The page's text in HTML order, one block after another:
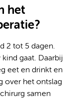
het
2 tot 5 dagen.
gaat. Daarbij
eet en drinkt en
over het ontslag
samen